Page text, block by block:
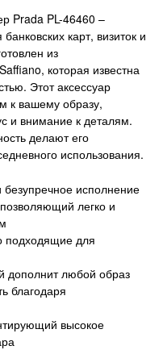
Prada PL-46460 –
карт, визиток и
из
которая известна
Этот аксессуар
к вашему образу,
и внимание к деталям.
делают его
использования.
исполнение
легко и
подходящие для
дополнит любой образ
благодаря
высокое